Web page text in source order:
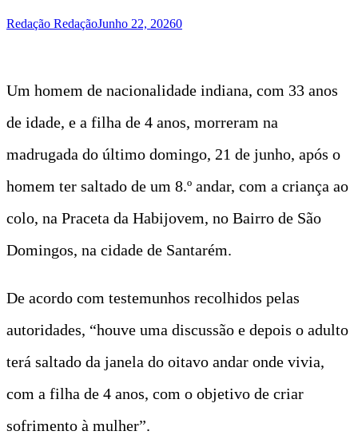
Redação RedaçãoJunho 22, 20260
Um homem de nacionalidade indiana, com 33 anos
de idade, e a filha de 4 anos, morreram na
madrugada do último domingo, 21 de junho, após o
homem ter saltado de um 8.º andar, com a criança ao
colo, na Praceta da Habijovem, no Bairro de São
Domingos, na cidade de Santarém.
De acordo com testemunhos recolhidos pelas
autoridades, “houve uma discussão e depois o adulto
terá saltado da janela do oitavo andar onde vivia,
com a filha de 4 anos, com o objetivo de criar
sofrimento à mulher”.